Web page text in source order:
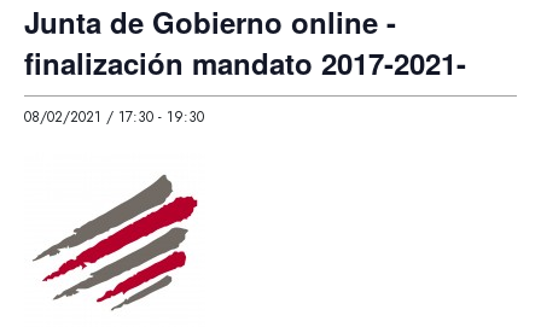
Junta de Gobierno online -
finalización mandato 2017-2021-
08/02/2021 / 17:30 - 19:30